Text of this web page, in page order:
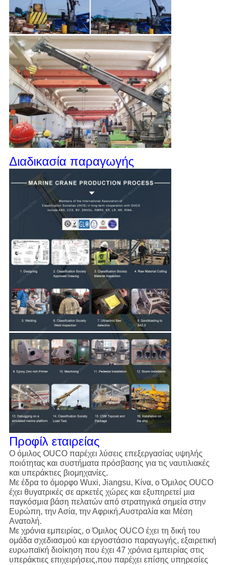
Διαδικασία παραγωγής
Προφίλ εταιρείας
Ο όμιλος OUCO παρέχει λύσεις επεξεργασίας υψηλής
ποιότητας και συστήματα πρόσβασης για τις ναυτιλιακές
και υπεράκτιες βιομηχανίες.
Με έδρα το όμορφο Wuxi, Jiangsu, Κίνα, ο Όμιλος OUCO
έχει θυγατρικές σε αρκετές χώρες και εξυπηρετεί μια
παγκόσμια βάση πελατών από στρατηγικά σημεία στην
Ευρώπη, την Ασία, την Αφρική,Αυστραλία και Μέση
Ανατολή.
Με χρόνια εμπειρίας, ο Όμιλος OUCO έχει τη δική του
ομάδα σχεδιασμού και εργοστάσιο παραγωγής, εξαιρετική
ευρωπαϊκή διοίκηση που έχει 47 χρόνια εμπειρίας στις
υπεράκτιες επιχειρήσεις,που παρέχει επίσης υπηρεσίες